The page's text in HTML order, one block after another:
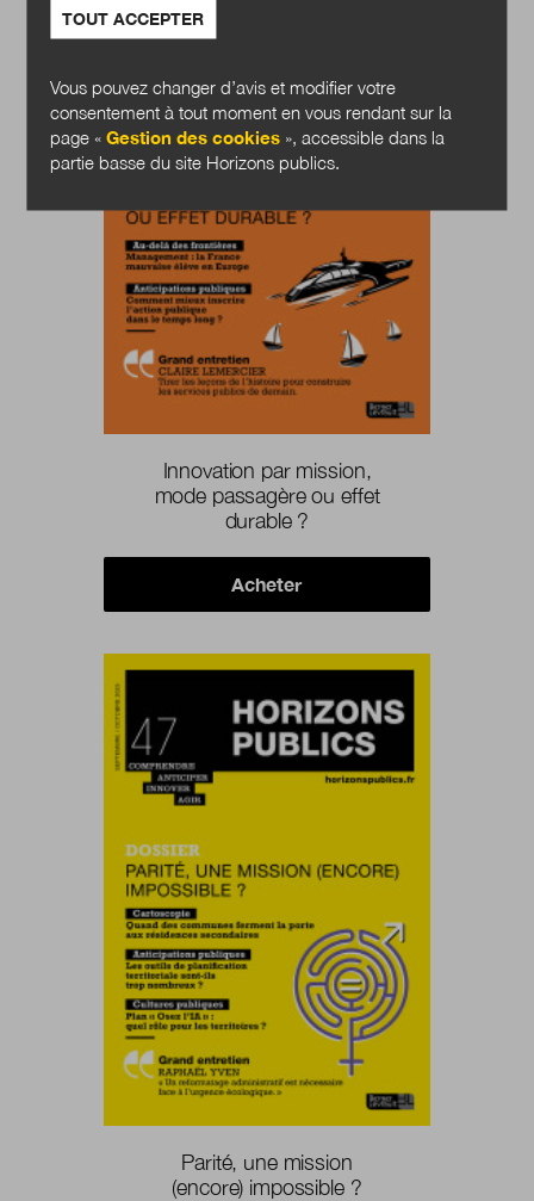
Innovation par mission,
mode passagère ou effet
durable ?
Acheter
Parité, une mission
(encore) impossible ?
TOUT ACCEPTER
Vous pouvez changer d’avis et modifier votre
consentement à tout moment en vous rendant sur la
page «Gestion des cookies », accessible dans la
partie basse du site Horizons publics.